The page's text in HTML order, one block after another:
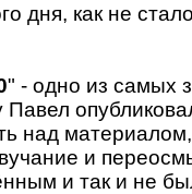
дня, как не
" - одно из самых
над
и
и так и не